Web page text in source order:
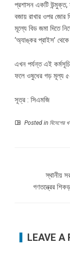
প্রশাসন একটি উন্মুক্ত,
বজায় রাখার ওপর জোর
মূল্যে বিড জমা দিতে
‘অ্যাঙ্কর প্রাইস’
এখন পর্যন্ত এই
ফলে ওষুধের গড় মূল্য
সূত্র : সিএমজি
Posted in বিদেশের
স্থানীয়
গণতন্ত্রের
LEAVE A